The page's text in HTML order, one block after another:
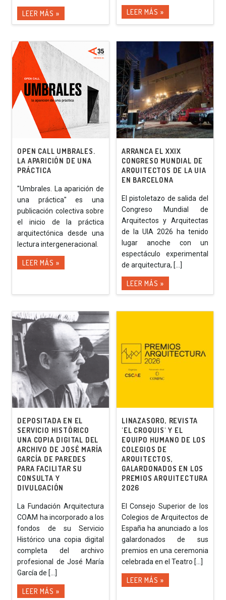
LEER MÁS » LEER MÁS »
OPEN CALL UMBRALES.
LA APARICIÓN DE UNA
PRÁCTICA
"Umbrales. La aparición de
una práctica" es una
publicación colectiva sobre
el inicio de la práctica
arquitectónica desde una
lectura intergeneracional.
LEER MÁS »
ARRANCA EL XXIX
CONGRESO MUNDIAL DE
ARQUITECTOS DE LA UIA
EN BARCELONA
El pistoletazo de salida del
Congreso Mundial de
Arquitectos y Arquitectas
de la UIA 2026 ha tenido
lugar anoche con un
espectáculo experimental
de arquitectura, [...]
LEER MÁS »
DEPOSITADA EN EL
SERVICIO HISTÓRICO
UNA COPIA DIGITAL DEL
ARCHIVO DE JOSÉ MARÍA
GARCÍA DE PAREDES
PARA FACILITAR SU
CONSULTA Y
DIVULGACIÓN
La Fundación Arquitectura
COAM ha incorporado a los
fondos de su Servicio
Histórico una copia digital
completa del archivo
profesional de José María
García de [...]
LEER MÁS »
LINAZASORO, REVISTA
'EL CROQUIS' Y EL
EQUIPO HUMANO DE LOS
COLEGIOS DE
ARQUITECTOS,
GALARDONADOS EN LOS
PREMIOS ARQUITECTURA
2026
El Consejo Superior de los
Colegios de Arquitectos de
España ha anunciado a los
galardonados de sus
premios en una ceremonia
celebrada en el Teatro [...]
LEER MÁS »